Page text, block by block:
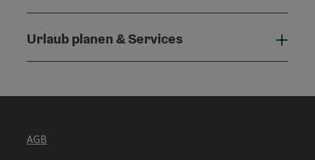
Urlaub planen & Services
AGB